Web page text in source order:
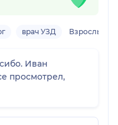
врач УЗД Взрослый
Иван
просмотрел,